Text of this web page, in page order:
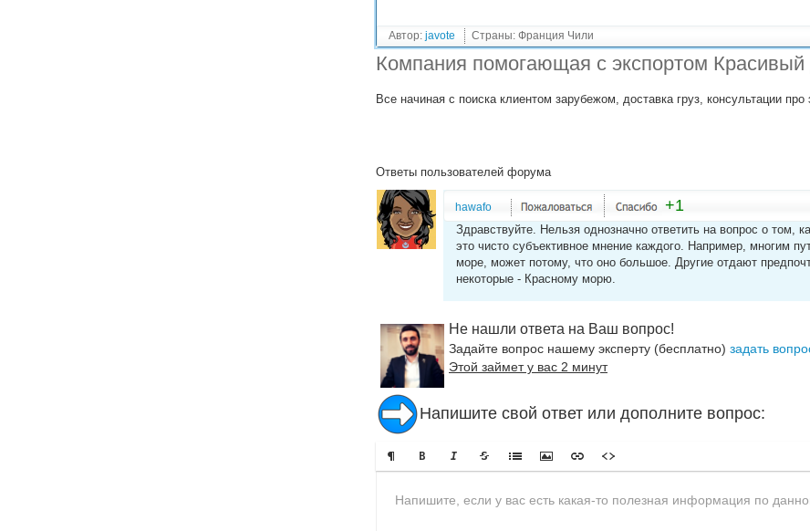
Автор: javote Страны: Франция Чили
Компания помогающая с экспортом Красивый
Все начиная с поиска клиентом зарубежом, доставка груз, консультации
Ответы пользователей форума
hawafo +1
Здравствуйте. Нельзя однозначно ответить на вопрос о том,
это чисто субъективное мнение каждого. Например, многим
море, может потому, что оно большое. Другие отдают
некоторые - Красному морю.
Не нашли ответа на Ваш вопрос!
Задайте вопрос нашему эксперту (бесплатно) задать
Этой займет у вас 2 минут
Напишите свой ответ или дополните вопрос: